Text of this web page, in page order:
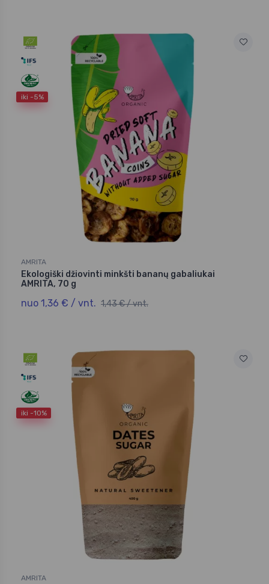
iki -5%
AMRITA
Ekologiški džiovinti minkšti bananų gabaliukai
AMRITA, 70 g
nuo 1,36 € / vnt. 1,43 € / vnt.
iki -10%
AMRITA